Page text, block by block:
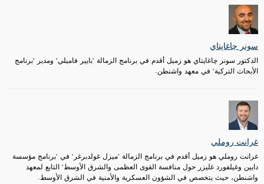
سونر چاغاپتاي
الدكتور سونر چاغاپتاي هو زميل أقدم في برنامج الزمالة "بايير فاميلي" ومدير "برنامج
الأبحاث التركية" في معهد واشنطن.
غرانت روملي
غرانت روملي هو زميل أقدم في برنامج الزمالة "ميزل غولدبرغر" في "برنامج مؤسسة
دايين وغيلفورد غليزر حول منافسة القوى العظمى والشرق الأوسط" التابع لمعهد
واشنطن، حيث يتخصص في الشؤون العسكرية والأمنية في الشرق الأوسط.